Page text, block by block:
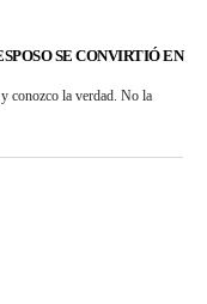
SE CONVIRTIÓ EN
conozco la verdad. No la